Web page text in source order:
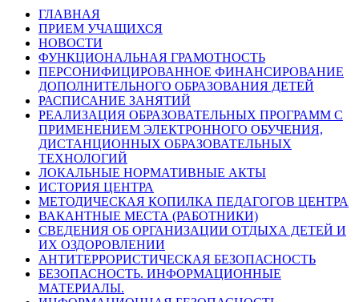
ГЛАВНАЯ
ПРИЕМ УЧАЩИХСЯ
НОВОСТИ
ФУНКЦИОНАЛЬНАЯ ГРАМОТНОСТЬ
ПЕРСОНИФИЦИРОВАННОЕ ФИНАНСИРОВАНИЕ
ДОПОЛНИТЕЛЬНОГО ОБРАЗОВАНИЯ ДЕТЕЙ
РАСПИСАНИЕ ЗАНЯТИЙ
РЕАЛИЗАЦИЯ ОБРАЗОВАТЕЛЬНЫХ ПРОГРАММ С
ПРИМЕНЕНИЕМ ЭЛЕКТРОННОГО ОБУЧЕНИЯ,
ДИСТАНЦИОННЫХ ОБРАЗОВАТЕЛЬНЫХ
ТЕХНОЛОГИЙ
ЛОКАЛЬНЫЕ НОРМАТИВНЫЕ АКТЫ
ИСТОРИЯ ЦЕНТРА
МЕТОДИЧЕСКАЯ КОПИЛКА ПЕДАГОГОВ ЦЕНТРА
ВАКАНТНЫЕ МЕСТА (РАБОТНИКИ)
СВЕДЕНИЯ ОБ ОРГАНИЗАЦИИ ОТДЫХА ДЕТЕЙ И
ИХ ОЗДОРОВЛЕНИИ
АНТИТЕРРОРИСТИЧЕСКАЯ БЕЗОПАСНОСТЬ
БЕЗОПАСНОСТЬ. ИНФОРМАЦИОННЫЕ
МАТЕРИАЛЫ.